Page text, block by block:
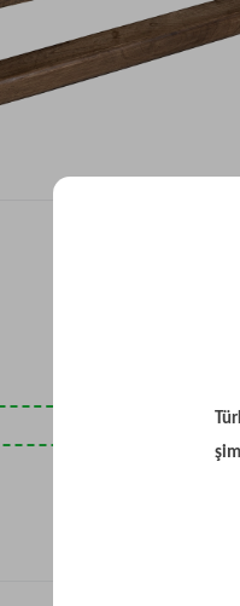
Yataklı
Köşe